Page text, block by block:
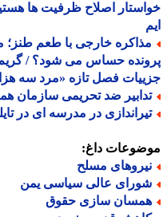
اصلاح ظرفیت ها
خارجی با طعم طنز؛
حساس می شود؟ / گریم
فصل تازه «مرد سه هزار
ضد تحریمی سازمان
در مدرسه ای در تایلند
داغ:
مسلح
عالی سیاسی یمن
سازی حقوق